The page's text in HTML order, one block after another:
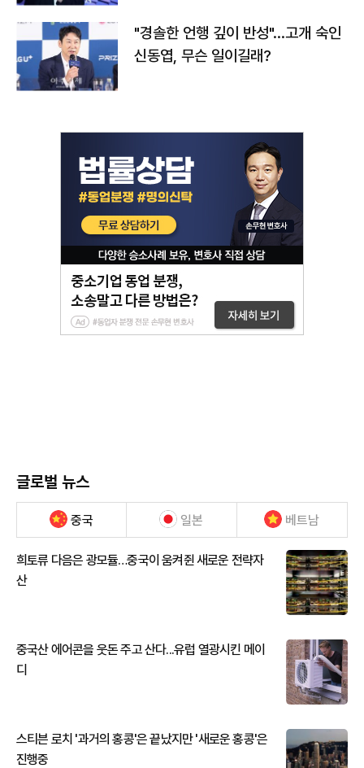
"경솔한 언행 깊이 반성"…고개 숙인
신동엽, 무슨 일이길래?
글로벌 뉴스
중국 일본 베트남
희토류 다음은 광모듈…중국이 움켜쥔 새로운 전략자
산
중국산 에어콘을 웃돈 주고 산다...유럽 열광시킨 메이
디
스티븐 로치 '과거의 홍콩'은 끝났지만 '새로운 홍콩'은
진행중